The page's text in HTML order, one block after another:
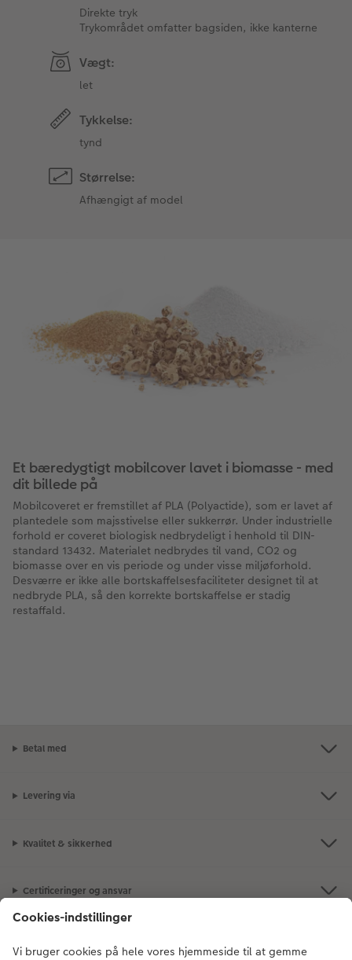
Direkte tryk
Trykområdet omfatter bagsiden, ikke kanterne
Vægt:
let
Tykkelse:
tynd
Størrelse:
Afhængigt af model
Et bæredygtigt mobilcover lavet i biomasse - med
dit billede på
Mobilcoveret er fremstillet af PLA (Polyactide), som er lavet af
plantedele som majsstivelse eller sukkerrør. Under industrielle
forhold er coveret biologisk nedbrydeligt i henhold til DIN-
standard 13432. Materialet nedbrydes til vand, CO2 og
biomasse over en vis periode og under visse miljøforhold.
Desværre er ikke alle bortskaffelsesfaciliteter designet til at
nedbryde PLA, så den korrekte bortskaffelse er stadig
restaffald.
Betal med
Levering via
Kvalitet & sikkerhed
Certificeringer og ansvar